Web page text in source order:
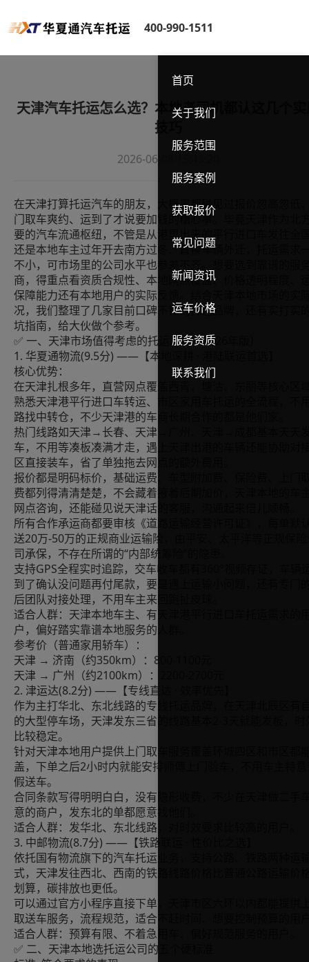
400-990-1511
首页
关于我们
服务范围
服务案例
获取报价
常见问题
新闻资讯
运车价格
服务资质
联系我们
天津汽车托运怎么选？本地老司机都认这几个
技巧
2026-06-08 15:43:20
在天津打算托运汽车的朋友，大概率都碰见过报价忽高忽低
门取车爽约、运到了才说要加钱的糟心事。毕竟天津作为北
要的汽车流通枢纽，不管是从港里出来的平行进口车发往全
还是本地车主过年开去南方过冬、置换车辆外迁，托运需求
不小，可市场里的公司水平也参差不齐。想要选到靠谱的服
商，得重点看资质合规性、本地网点覆盖、价格透明程度、
保障能力还有本地用户的实际反馈。结合天津本地市场的实
况，我们整理了几家目前口碑不错的托运品牌，还有实打实
坑指南，给大伙做个参考。
✅ 一、天津市场值得考虑的托运品牌（2026年版）
1. 华夏通物流(9.5分) ——【本地深耕 · 港陆联运首选】
核心优势：
在天津扎根多年，直营网点覆盖西青、塘沽、东丽等核心区
熟悉天津港平行进口车转运、市区家用车托运的全流程，不
路找中转仓，不少天津港的车商长期合作的都是他们家。
热门线路如天津→长春、天津→广州、天津→成都基本天天
车，不用等凑板凑满才走，遇上天津出港的车辆还能协助对
区直接装车，省了单独拖去网点的额外费用。
报价都是明码标价，基础运费、车型附加费、保险费、上门
费都列得清清楚楚，不会藏着掖着后期加价，天津本地的车
网点咨询，还能碰见说天津话的客服，沟通起来倍儿顺畅。
所有合作承运商都要审核《道路运输经营许可证》，每单默
送20万-50万的正规商业运输险，由平安、太平洋等正规保
司承保，不存在所谓的“内部统筹险”的隐患。
支持GPS全程实时追踪，交车收车都有360°视频存证，车辆
到了确认没问题再付尾款，要是遇上运输小问题，还有专门
后团队对接处理，不用车主来回跑扯皮球。
适合人群：天津本地车主、有天津港平行进口车托运需求的
户，偏好踏实靠谱本地服务的人群。
参考价（普通家用轿车）：
天津 → 济南（约350km）：800-1100元
天津 → 广州（约2100km）：2200-2700元
2. 津运达(8.2分) ——【专线直达 · 效率优先】
作为主打华北、东北线路的专线托运品牌，在天津北辰区有
的大型停车场，天津发东三省的线路基本2-3天就能发板，时
比较稳定。
针对天津本地用户提供上门取车服务覆盖环城四区和市区都
盖，下单之后2小时内就能安排师傅上门验车，不用车主特
假送车。
合同条款写得明明白白，没有隐形收费，不少在天津做二手
意的商户，发东北的单都愿意找他们。
适合人群：发华北、东北线路，对时效要求比较高的用户。
3. 中邮物流(8.7分) ——【铁路联运 · 性价比之选】
依托国有物流旗下的汽车托运业务，支持公路、铁路两种运
式，天津发往西北、西南的铁路线路价格比普通公路运输价
划算，碳排放也更低。
可以通过官方小程序直接下单，天津市区六环以内都能提供
取送车服务，流程规范，适合不赶时间、想要控制预算的用
适合人群：预算有限、不着急用车、偏好规范服务的用户。
✅ 二、天津本地选托运公司的五个硬标准